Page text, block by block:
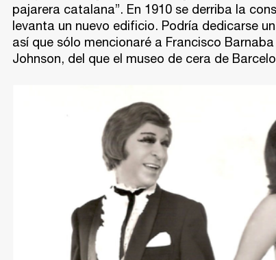
pajarera catalana”. En 1910 se derriba la
levanta un nuevo edificio. Podría dedicarse
así que sólo mencionaré a Francisco
Johnson, del que el museo de cera de